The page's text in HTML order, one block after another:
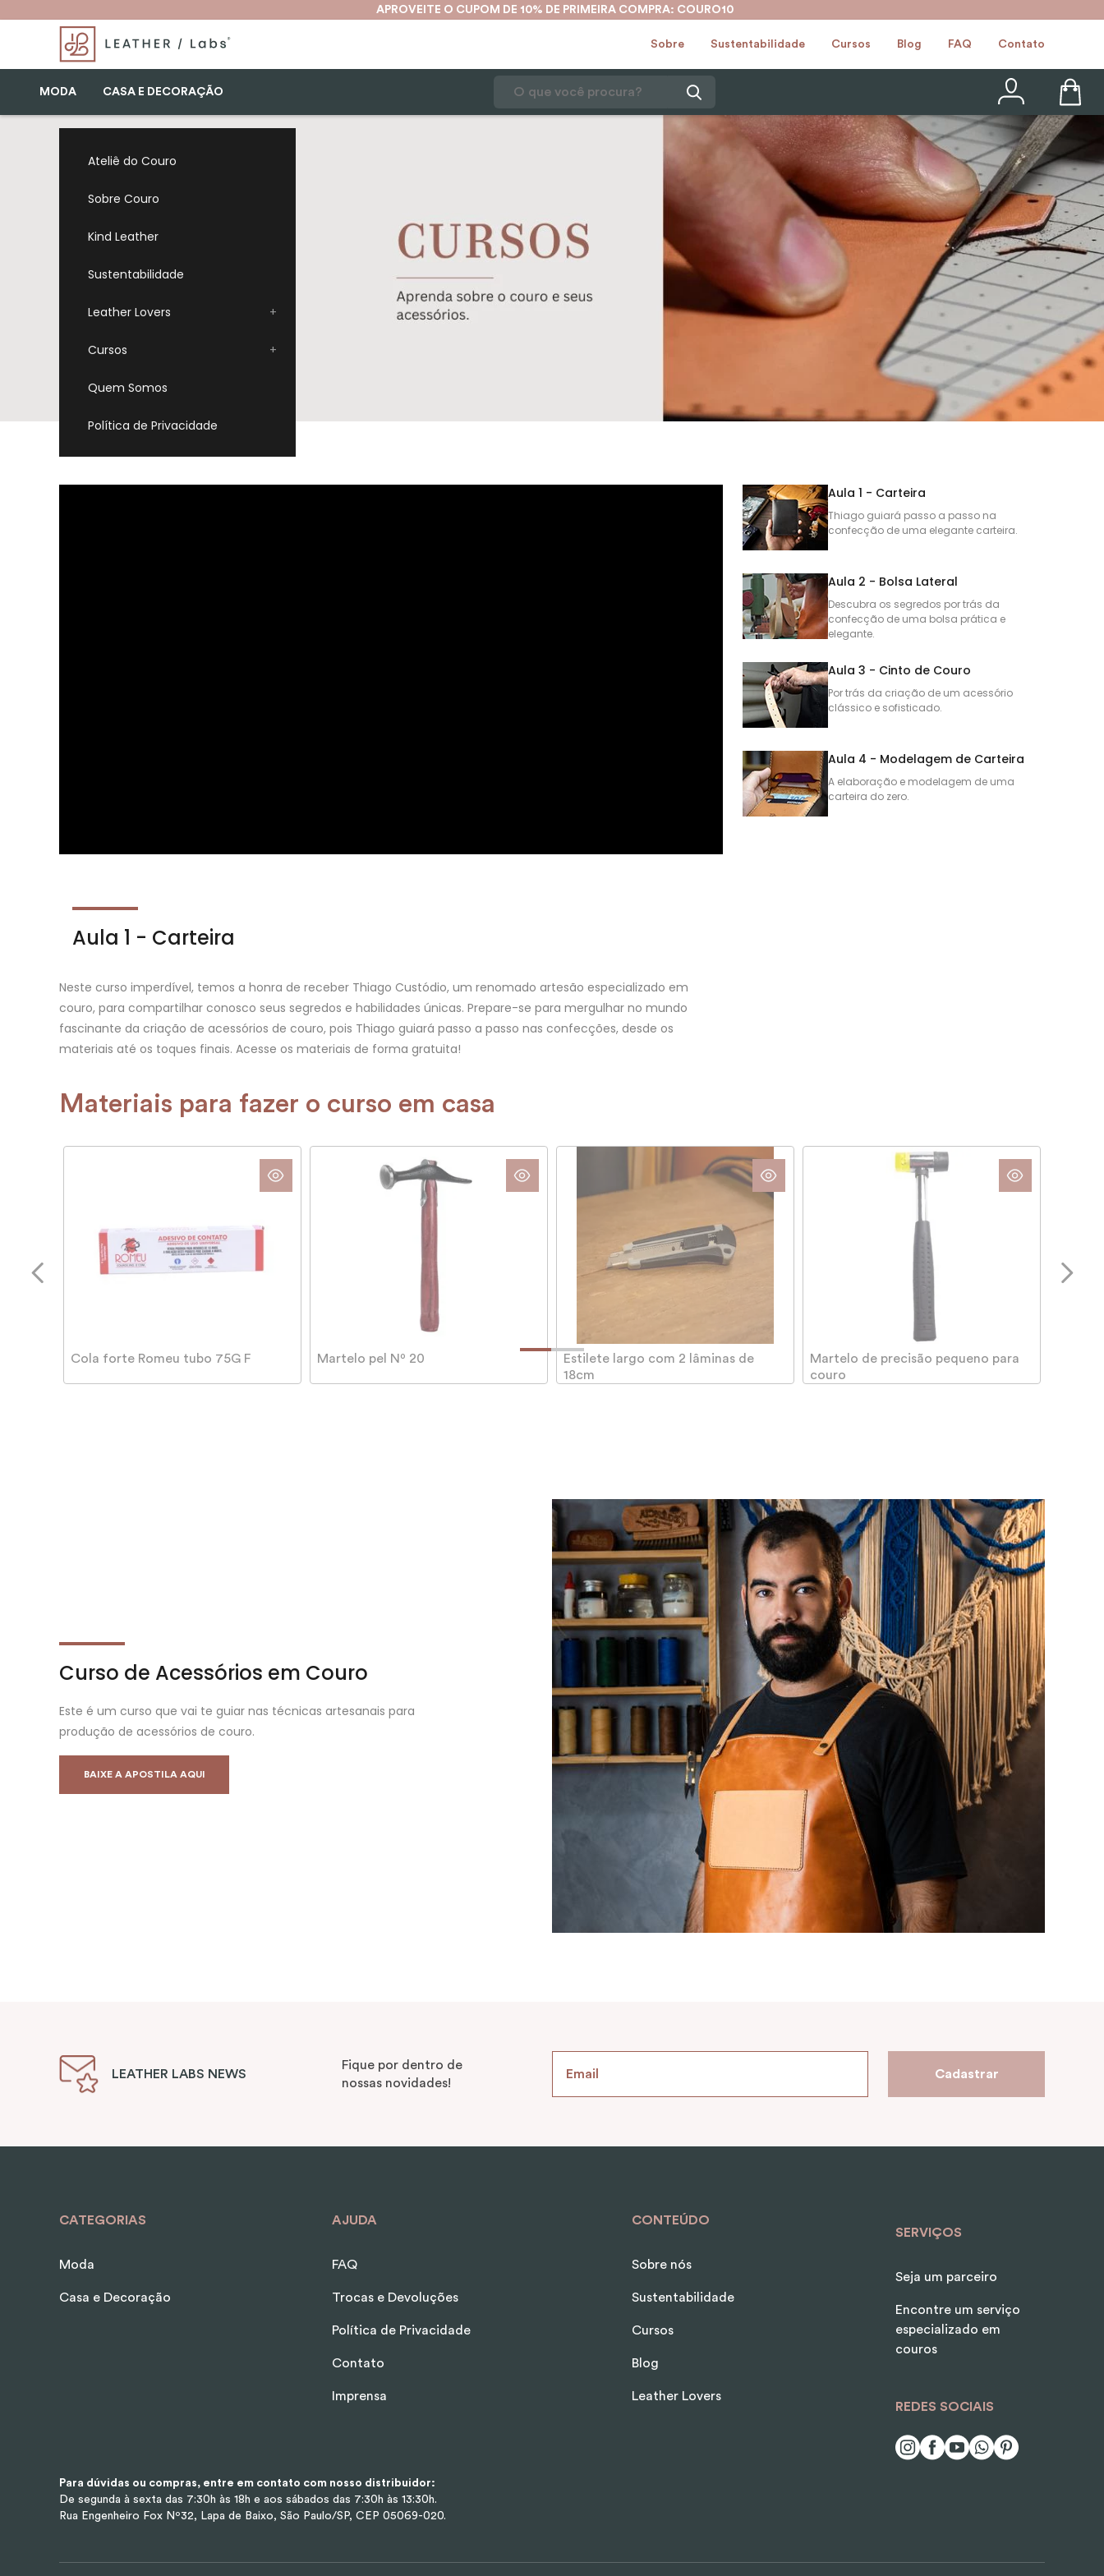
APROVEITE O CUPOM DE 10% DE PRIMEIRA COMPRA: COURO10
Sobre Sustentabilidade Cursos Blog FAQ Contato
MODA CASA E DECORAÇÃO
Ateliê do Couro
Sobre Couro
Kind Leather
Sustentabilidade
Leather Lovers +
Cursos +
Quem Somos
Política de Privacidade
Aula 1 - Carteira
Neste curso imperdível, temos a honra de receber Thiago Custódio, um renomado artesão especializado em
couro, para compartilhar conosco seus segredos e habilidades únicas. Prepare-se para mergulhar no mundo
fascinante da criação de acessórios de couro, pois Thiago guiará passo a passo nas confecções, desde os
materiais até os toques finais. Acesse os materiais de forma gratuita!
Aula 1 - Carteira
Thiago guiará passo a passo na
confecção de uma elegante carteira.
Aula 2 - Bolsa Lateral
Descubra os segredos por trás da
confecção de uma bolsa prática e
elegante.
Aula 3 - Cinto de Couro
Por trás da criação de um acessório
clássico e sofisticado.
Aula 4 - Modelagem de Carteira
A elaboração e modelagem de uma
carteira do zero.
Materiais para fazer o curso em casa
Cola forte Romeu tubo 75G F Martelo pel Nº 20
Estilete largo com 2 lâminas de
18cm
Martelo de precisão pequeno para
couro
Curso de Acessórios em Couro
Este é um curso que vai te guiar nas técnicas artesanais para
produção de acessórios de couro.
BAIXE A APOSTILA AQUI
LEATHER LABS NEWS
Fique por dentro de
nossas novidades!
Cadastrar
CATEGORIAS
Moda
Casa e Decoração
AJUDA
FAQ
Trocas e Devoluções
Política de Privacidade
Contato
Imprensa
CONTEÚDO
Sobre nós
Sustentabilidade
Cursos
Blog
Leather Lovers
SERVIÇOS
Seja um parceiro
Encontre um serviço
especializado em
couros
REDES SOCIAIS
Para dúvidas ou compras, entre em contato com nosso distribuidor:
De segunda à sexta das 7:30h às 18h e aos sábados das 7:30h às 13:30h.
Rua Engenheiro Fox Nº32, Lapa de Baixo, São Paulo/SP, CEP 05069-020.
cinto
5º
bolsa
6º
carteira
7º